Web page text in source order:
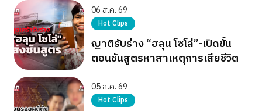
06 ส.ค. 69
Hot Clips
ญาติรับร่าง “ฮลุน โซโล่”-เปิดขั้น
ตอนชันสูตรหาสาเหตุการเสียชีวิต
05 ส.ค. 69
Hot Clips